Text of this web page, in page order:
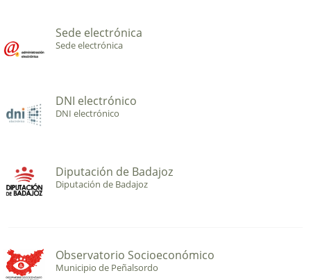
Sede electrónica
Sede electrónica
DNI electrónico
DNI electrónico
Diputación de Badajoz
Diputación de Badajoz
Observatorio Socioeconómico
Municipio de Peñalsordo